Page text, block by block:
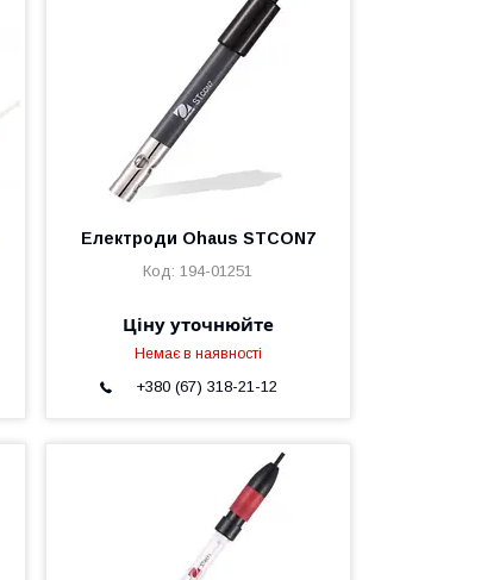
Електроди Ohaus STCON7
194-01251
Ціну уточнюйте
Немає в наявності
+380 (67) 318-21-12